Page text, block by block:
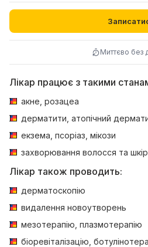
Миттєво без
Лікар працює з такими
акне, розацеа
дерматити, атопічний
екзема, псоріаз, мікози
захворювання волосся та
Лікар також проводить:
дерматоскопію
видалення новоутворень
мезотерапію, плазмотерапію
біоревіталізацію,